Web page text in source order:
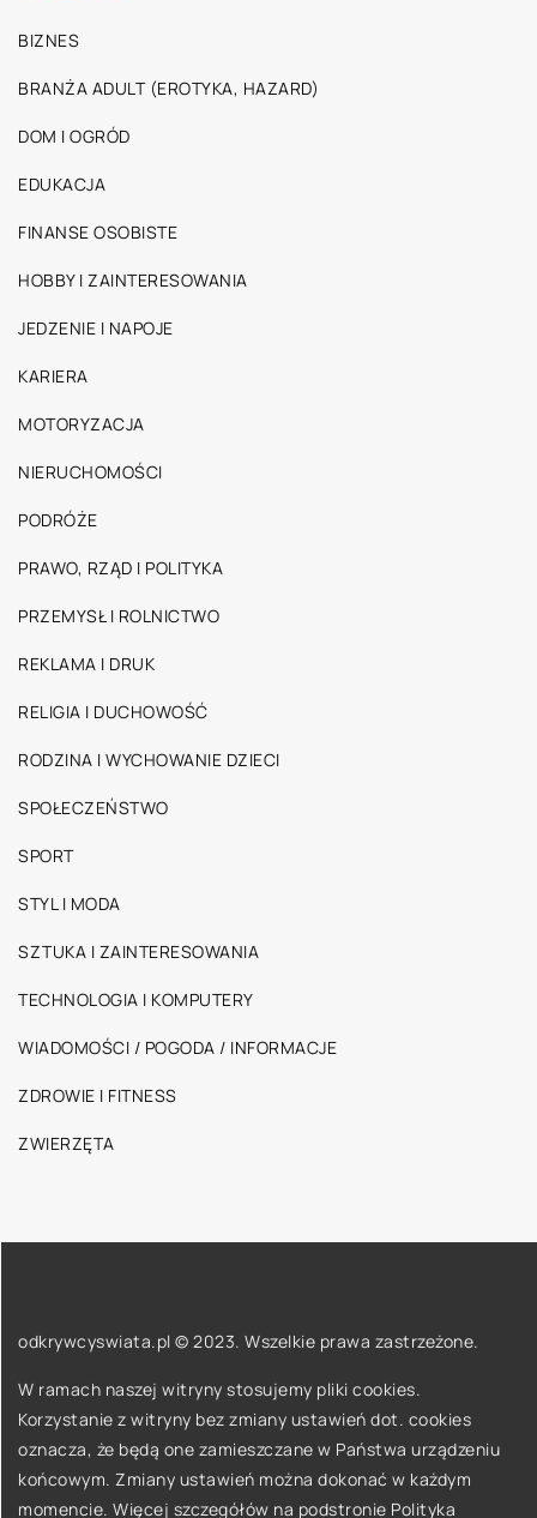
BIZNES
BRANŻA ADULT (EROTYKA, HAZARD)
DOM I OGRÓD
EDUKACJA
FINANSE OSOBISTE
HOBBY I ZAINTERESOWANIA
JEDZENIE I NAPOJE
KARIERA
MOTORYZACJA
NIERUCHOMOŚCI
PODRÓŻE
PRAWO, RZĄD I POLITYKA
PRZEMYSŁ I ROLNICTWO
REKLAMA I DRUK
RELIGIA I DUCHOWOŚĆ
RODZINA I WYCHOWANIE DZIECI
SPOŁECZEŃSTWO
SPORT
STYL I MODA
SZTUKA I ZAINTERESOWANIA
TECHNOLOGIA I KOMPUTERY
WIADOMOŚCI / POGODA / INFORMACJE
ZDROWIE I FITNESS
ZWIERZĘTA
odkrywcyswiata.pl © 2023. Wszelkie prawa zastrzeżone.
W ramach naszej witryny stosujemy pliki cookies.
Korzystanie z witryny bez zmiany ustawień dot. cookies
oznacza, że będą one zamieszczane w Państwa urządzeniu
końcowym. Zmiany ustawień można dokonać w każdym
momencie. Więcej szczegółów na podstronie Polityka